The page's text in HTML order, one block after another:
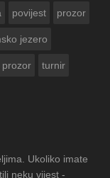
povijest prozor
jezero
prozor turnir
Ukoliko imate
neku vijest -